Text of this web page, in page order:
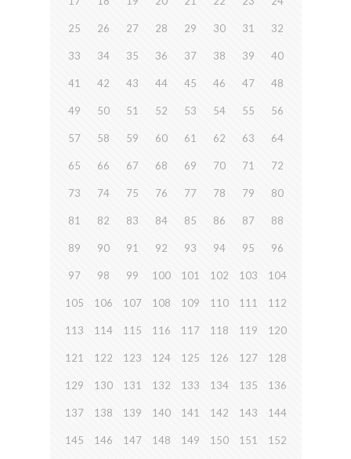
25 26 27 28 29 30 31 32
33 34 35 36 37 38 39 40
41 42 43 44 45 46 47 48
49 50 51 52 53 54 55 56
57 58 59 60 61 62 63 64
65 66 67 68 69 70 71 72
73 74 75 76 77 78 79 80
81 82 83 84 85 86 87 88
89 90 91 92 93 94 95 96
97 98 99 100 101 102 103 104
105 106 107 108 109 110 111 112
113 114 115 116 117 118 119 120
121 122 123 124 125 126 127 128
129 130 131 132 133 134 135 136
137 138 139 140 141 142 143 144
145 146 147 148 149 150 151 152